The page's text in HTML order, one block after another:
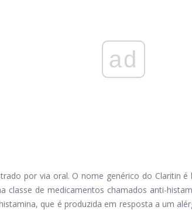
ad
por via oral. O nome genérico do Claritin
classe de medicamentos chamados anti-
que é produzida em resposta a um